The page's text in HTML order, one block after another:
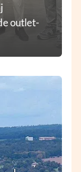
outlet-